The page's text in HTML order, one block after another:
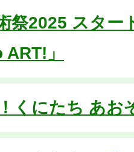
祭2025 スター
ART!」
くにたち あお